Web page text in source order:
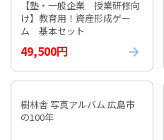
【塾・一般企業 授業研修向
け】教育用！資産形成ゲー
ム 基本セット
49,500円
樹林舎 写真アルバム 広島市
の100年